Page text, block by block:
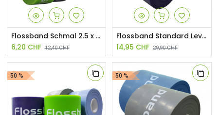
Flossband Schmal 2.5 x 206cm / Extra-Strong
6,20 CHF 12,40CHF
Flossband Standard Level 3, 206 x 5 cm, stark
14,95 CHF 29,90CHF
50 % 50 %